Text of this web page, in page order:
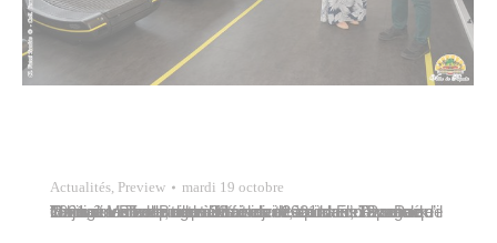
Actualités, Preview mardi 19 octobre
Tavana Michel Buillard était invité, ce lundi 18 octobre 2021, à visiter le nouveau club de sport Fitness Park Tahiti ouvert depuis le 26 février 2021 dans l’avenue Georges-Bambridge à Mamao. Il était accompagné de Marcelino Teata, septième adjoint au maire. Parce qu’il connaît leurs vertus sanitaires et sociales, Tavana a toujours activement milité en…